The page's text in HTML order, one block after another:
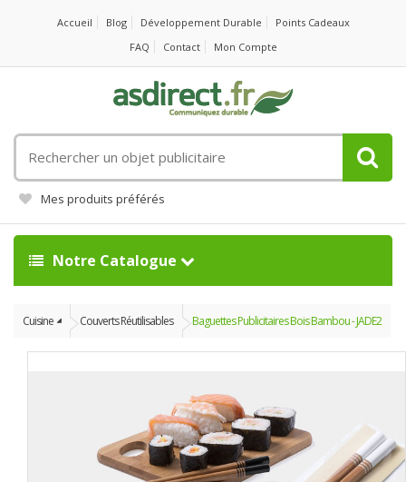
Accueil Blog Développement Durable
Points Cadeaux
FAQ
Contact Mon Compte
un
objet
publicitaire
Mes produits préférés
Notre Catalogue
Cuisine Couverts Réutilisables Baguettes Publicitaires Bois Bambou - JADE2